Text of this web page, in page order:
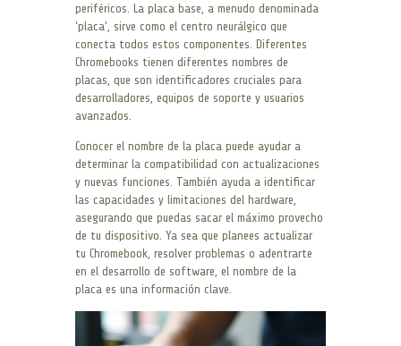
periféricos. La placa base, a menudo denominada
‘placa’, sirve como el centro neurálgico que
conecta todos estos componentes. Diferentes
Chromebooks tienen diferentes nombres de
placas, que son identificadores cruciales para
desarrolladores, equipos de soporte y usuarios
avanzados.
Conocer el nombre de la placa puede ayudar a
determinar la compatibilidad con actualizaciones
y nuevas funciones. También ayuda a identificar
las capacidades y limitaciones del hardware,
asegurando que puedas sacar el máximo provecho
de tu dispositivo. Ya sea que planees actualizar
tu Chromebook, resolver problemas o adentrarte
en el desarrollo de software, el nombre de la
placa es una información clave.